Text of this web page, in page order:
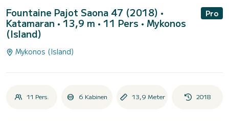
Fountaine Pajot Saona 47 (2018) •
Katamaran • 13,9 m • 11 Pers • Mykonos
(Island)
Pro
Mykonos (Island)
11 Pers. 6 Kabinen 13,9 Meter 2018